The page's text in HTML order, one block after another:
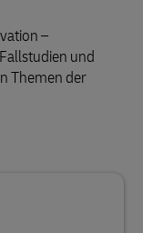
–
und
Themen der